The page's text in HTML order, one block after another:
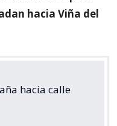
hacia Viña del
hacia calle